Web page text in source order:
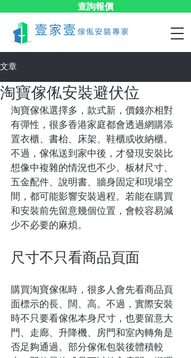
查詢報價
文章
淘寶傢俬安裝避伏位
淘寶傢俬選擇多，款式新，價錢亦相對
有彈性，很多香港家庭都會透過網購添
置衣櫃、書枱、床架、鞋櫃或收納櫃。
不過，傢俬送到家中後，才發現安裝比
想像中複雜的情況也不少。板材尺寸、
五金配件、說明書、牆身固定和現場空
間，都可能影響安裝過程。若能在購買
和安裝前先留意幾個位置，會較容易減
少不必要的麻煩。
尺寸不只看商品頁面
購買淘寶傢俬時，很多人會先看商品頁
面標示的長、闊、高。不過，實際安裝
時不只要看傢俬本身尺寸，也要留意大
門、走廊、升降機、房門和室內轉角是
否足夠通過。部分傢俬包裝後體積較